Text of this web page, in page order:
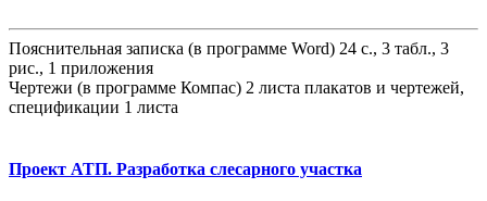
Пояснительная записка (в программе Word) 24 с., 3 табл., 3
рис., 1 приложения
Чертежи (в программе Компас) 2 листа плакатов и чертежей,
спецификации 1 листа
Проект АТП. Разработка слесарного участка